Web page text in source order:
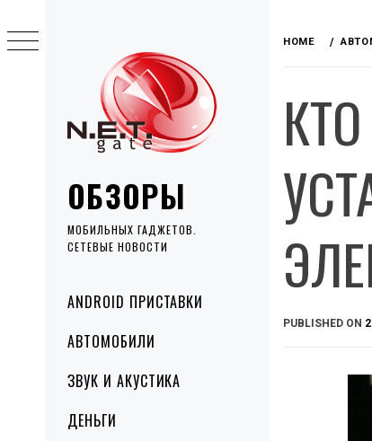
ОБЗОРЫ
МОБИЛЬНЫХ ГАДЖЕТОВ.
СЕТЕВЫЕ НОВОСТИ
Primary
Menu
ANDROID ПРИСТАВКИ
АВТОМОБИЛИ
ЗВУК И АКУСТИКА
ДЕНЬГИ
to
content
HOME
PUBLISHED ON